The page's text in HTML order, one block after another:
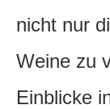
nicht nur
Weine zu
Einblicke